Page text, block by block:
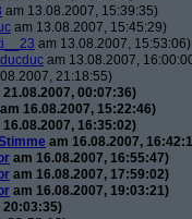
am 13.08.2007, 15:39:35)
am 13.08.2007, 15:45:29)
am 13.08.2007, 15:53:06)
ducduc am 13.08.2007,
21:18:55)
21.08.2007, 00:07:36)
am 16.08.2007, 15:22:46)
16.08.2007, 16:35:02)
am 16.08.2007,
am 16.08.2007, 16:55:47)
am 16.08.2007, 17:59:02)
am 16.08.2007, 19:03:21)
20:03:35)